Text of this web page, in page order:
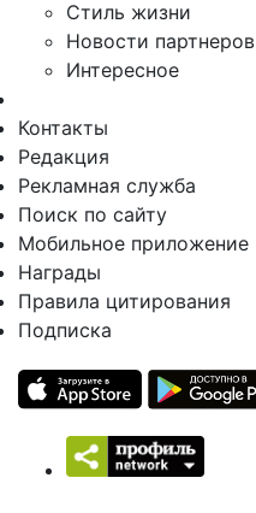
Стиль жизни
Новости партнеров
Интересное
Контакты
Редакция
Рекламная служба
Поиск по сайту
Мобильное приложение
Награды
Правила цитирования
Подписка